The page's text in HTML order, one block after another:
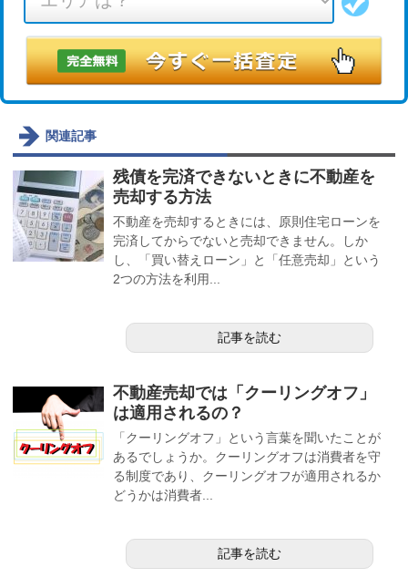
関連記事
残債を完済できないときに不動産を
売却する方法
不動産を売却するときには、原則住宅ローンを
完済してからでないと売却できません。しか
し、「買い替えローン」と「任意売却」という
2つの方法を利用...
記事を読む
不動産売却では「クーリングオフ」
は適用されるの？
「クーリングオフ」という言葉を聞いたことが
あるでしょうか。クーリングオフは消費者を守
る制度であり、クーリングオフが適用されるか
どうかは消費者...
記事を読む